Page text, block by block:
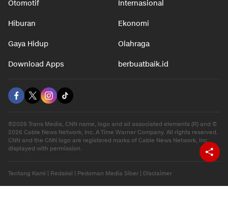
Otomotif Internasional
Hiburan Ekonomi
Gaya Hidup Olahraga
Download Apps berbuatbaik.id
©2026 Trans Media, CNN name, logo and all associated elements (R) and ©
2026 Cable News Network, Inc. A Time Warner Company. All rights reserved.
CNN and the CNN logo are registered marks of Cable News Network, Inc.,
displayed with permission.
Tentang Kami | Redaksi | Pedoman Media Siber | Disclaimer